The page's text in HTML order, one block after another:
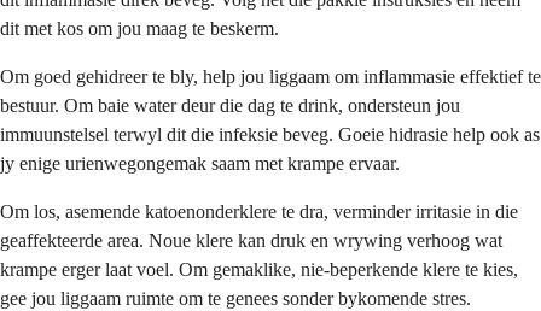
dit met kos om jou maag te beskerm.
Om goed gehidreer te bly, help jou liggaam om inflammasie effektief te
bestuur. Om baie water deur die dag te drink, ondersteun jou
immuunstelsel terwyl dit die infeksie beveg. Goeie hidrasie help ook as
jy enige urienwegongemak saam met krampe ervaar.
Om los, asemende katoenonderklere te dra, verminder irritasie in die
geaffekteerde area. Noue klere kan druk en wrywing verhoog wat
krampe erger laat voel. Om gemaklike, nie-beperkende klere te kies,
gee jou liggaam ruimte om te genees sonder bykomende stres.